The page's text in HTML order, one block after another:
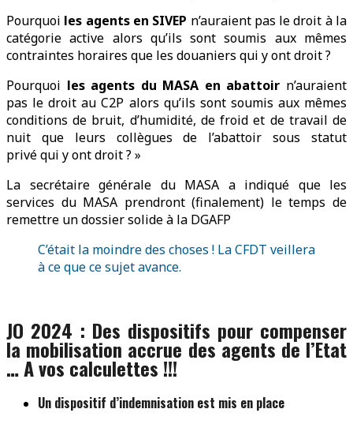
Pourquoi les agents en SIVEP n’auraient pas le droit à la
catégorie active alors qu’ils sont soumis aux mêmes
contraintes horaires que les douaniers qui y ont droit ?
Pourquoi les agents du MASA en abattoir n’auraient
pas le droit au C2P alors qu’ils sont soumis aux mêmes
conditions de bruit, d’humidité, de froid et de travail de
nuit que leurs collègues de l’abattoir sous statut
privé qui y ont droit ? »
La secrétaire générale du MASA a indiqué que les
services du MASA prendront (finalement) le temps de
remettre un dossier solide à la DGAFP
C’était la moindre des choses ! La CFDT veillera
à ce que ce sujet avance.
JO 2024 : Des dispositifs pour compenser
la mobilisation accrue des agents de l’Etat
… A vos calculettes !!!
Un dispositif d’indemnisation est mis en place